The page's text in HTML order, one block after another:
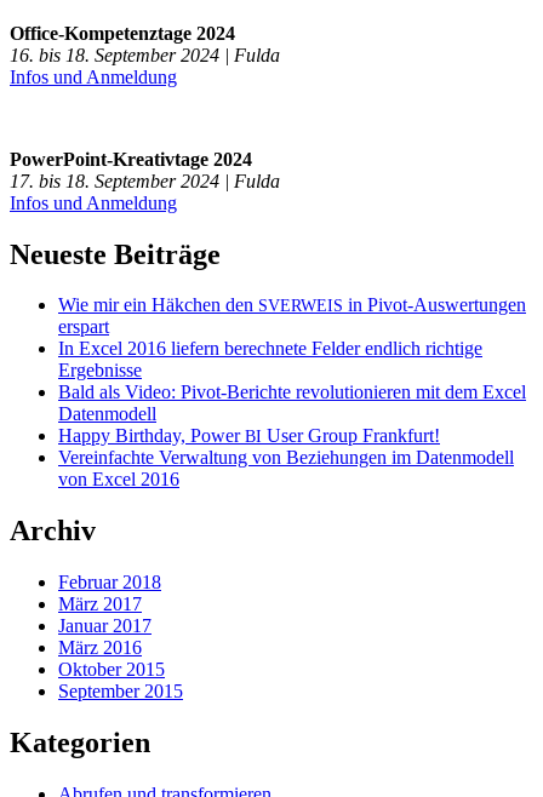
Office-Kompetenztage 2024
16. bis 18. September 2024 | Fulda
Infos und Anmeldung
PowerPoint-Kreativtage 2024
17. bis 18. September 2024 | Fulda
Infos und Anmeldung
Neueste Beiträge
Wie mir ein Häkchen den SVERWEIS in Pivot-Auswertungen
erspart
In Excel 2016 liefern berechnete Felder endlich richtige
Ergebnisse
Bald als Video: Pivot-Berichte revolutionieren mit dem Excel
Datenmodell
Happy Birthday, PowerBI User Group Frankfurt!
Vereinfachte Verwaltung von Beziehungen im Datenmodell
von Excel 2016
Archiv
Februar 2018
März 2017
Januar 2017
März 2016
Oktober 2015
September 2015
Kategorien